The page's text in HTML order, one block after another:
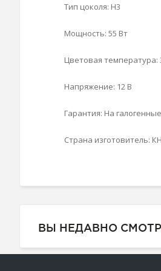
Тип цоколя: H3
Мощность: 55 Вт
Цветовая температура:
Напряжение: 12 В
Гарантия: На
Страна изготовитель:
ВЫ НЕДАВНО